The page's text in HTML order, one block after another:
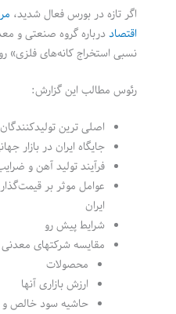
اگر تازه در بورس فعال شدید،
اقتصاددرباره گروه صنعتی و
نسبی استخراج کانه‌های فلزی»
رئوس مطالب این گزارش:
اصلی ترین
جایگاه ایران در بازار
فرآیند تولید آهن و
عوامل موثر بر
ایران
شرایط پیش رو
مقایسه شرکتهای معدنی
محصولات
ارزش بازاری آنها
حاشیه سود خالص و